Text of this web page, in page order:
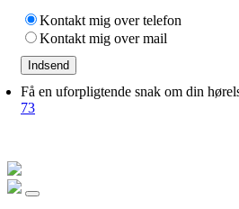
Kontakt mig over telefon
Kontakt mig over mail
Indsend
Få en uforpligtende snak om din
73